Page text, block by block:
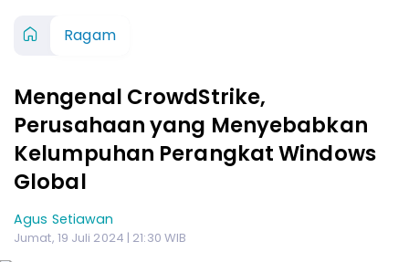
Ragam
Mengenal CrowdStrike,
Perusahaan yang Menyebabkan
Kelumpuhan Perangkat Windows
Global
Agus Setiawan
Jumat, 19 Juli 2024 | 21:30 WIB